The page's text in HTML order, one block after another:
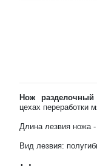
Нож разделочный
цехах переработки
Длина лезвия ножа
Вид лезвия: